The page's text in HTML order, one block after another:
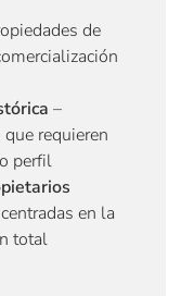
de
–
requieren
perfil
en la
total